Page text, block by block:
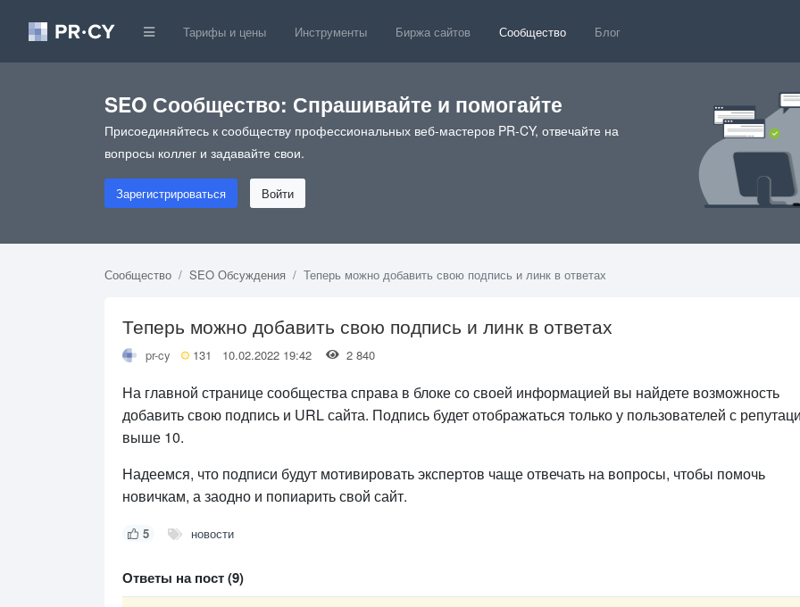
Тарифы и цены Инструменты Биржа сайтов Сообщество Блог
SEO Сообщество: Спрашивайте и помогайте
Присоединяйтесь к сообществу профессиональных веб-мастеров PR-CY, отвечайте на
вопросы коллег и задавайте свои.
Зарегистрироваться Войти
Сообщество SEO Обсуждения Теперь можно добавить свою подпись и линк в ответах
Теперь можно добавить свою подпись и линк в ответах
pr-cy 131 10.02.2022 19:42 2 840
На главной странице сообщества справа в блоке со своей информацией вы найдете возможность
добавить свою подпись и URL сайта. Подпись будет отображаться только у пользователей с
выше 10.
Надеемся, что подписи будут мотивировать экспертов чаще отвечать на вопросы, чтобы помочь
новичкам, а заодно и попиарить свой сайт.
5 новости
Ответы на пост (9)